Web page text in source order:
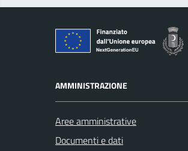
AMMINISTRAZIONE
Aree amministrative
Documenti e dati